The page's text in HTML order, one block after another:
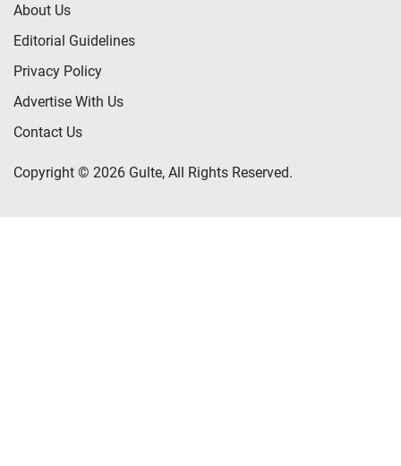
About Us
Editorial Guidelines
Privacy Policy
Advertise With Us
Contact Us
Copyright © 2026 Gulte, All Rights Reserved.